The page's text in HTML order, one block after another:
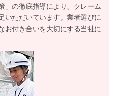
」の徹底指導により、クレーム
いただいています。業者選びに
お付き合いを大切にする当社に